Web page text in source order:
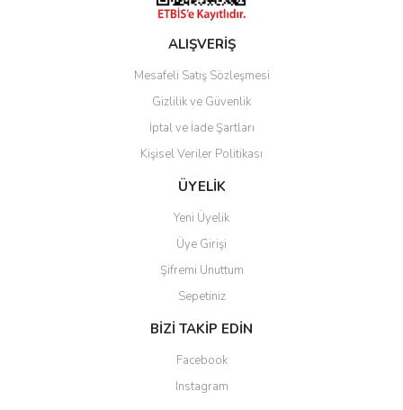
ALIŞVERİŞ
Mesafeli Satış Sözleşmesi
Gizlilik ve Güvenlik
İptal ve İade Şartları
Kişisel Veriler Politikası
ÜYELİK
Yeni Üyelik
Üye Girişi
Şifremi Unuttum
Sepetiniz
BİZİ TAKİP EDİN
Facebook
Instagram